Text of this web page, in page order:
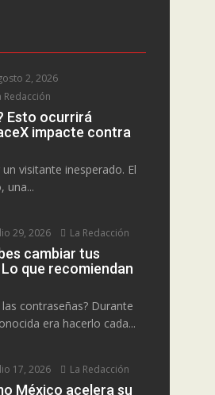
2, 2026
Redacción
Esto ocurrirá
impacte contra
visitante inesperado. El
una...
29, 2026 La Redacción
cambiar tus
que recomiendan
contraseñas? Durante
era hacerlo cada...
17, 2026 La Redacción
México acelera su